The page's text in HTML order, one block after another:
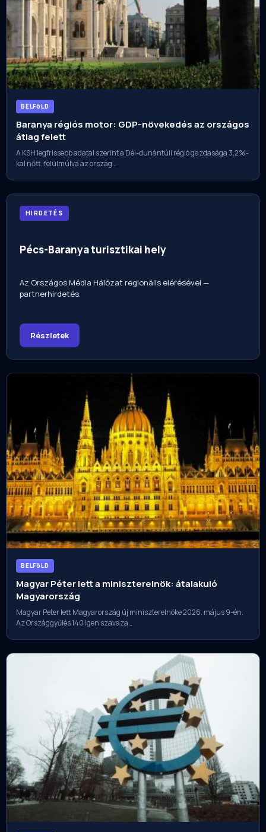
BELFöLD
Baranya régiós motor: GDP-növekedés az országos
átlag felett
A KSH legfrissebb adatai szerint a Dél-dunántúli régió gazdasága 3,2%-
kal nőtt, felülmúlva az ország…
HIRDETÉS
Pécs-Baranya turisztikai hely
Az Országos Média Hálózat regionális elérésével —
partnerhirdetés.
Részletek
BELFöLD
Magyar Péter lett a miniszterelnök: átalakuló
Magyarország
Magyar Péter lett Magyarország új miniszterelnöke 2026. május 9-én.
Az Országgyűlés 140 igen szavaza…